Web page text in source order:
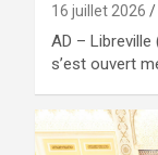
16 juillet 2026
AD – Libreville
s’est ouvert